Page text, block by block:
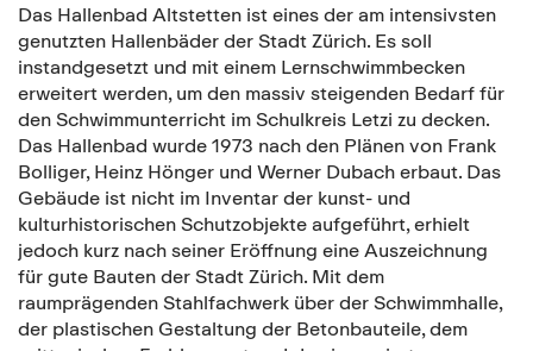
Das Hallenbad Altstetten ist eines der am intensivsten
genutzten Hallenbäder der Stadt Zürich. Es soll
instandgesetzt und mit einem Lernschwimmbecken
erweitert werden, um den massiv steigenden Bedarf für
den Schwimmunterricht im Schulkreis Letzi zu decken.
Das Hallenbad wurde 1973 nach den Plänen von Frank
Bolliger, Heinz Hönger und Werner Dubach erbaut. Das
Gebäude ist nicht im Inventar der kunst- und
kulturhistorischen Schutzobjekte aufgeführt, erhielt
jedoch kurz nach seiner Eröffnung eine Auszeichnung
für gute Bauten der Stadt Zürich. Mit dem
raumprägenden Stahlfachwerk über der Schwimmhalle,
der plastischen Gestaltung der Betonbauteile, dem